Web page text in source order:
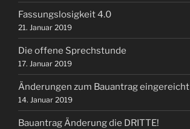
Fassungslosigkeit 4.0
21. Januar 2019
Die offene Sprechstunde
17. Januar 2019
Änderungen zum Bauantrag eingereicht
14. Januar 2019
Bauantrag Änderung die DRITTE!